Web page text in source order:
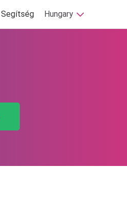
Segítség Hungary